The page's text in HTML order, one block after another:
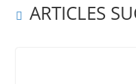
ARTICLES